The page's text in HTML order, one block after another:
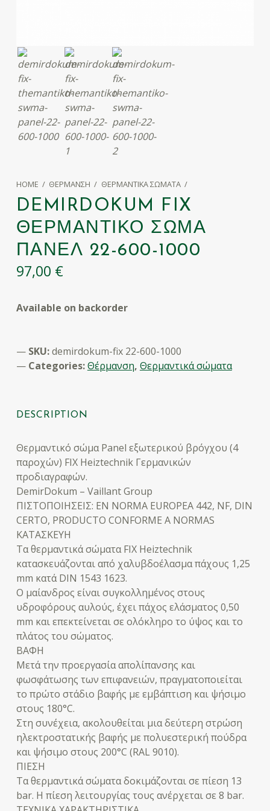
HOME / ΘΈΡΜΑΝΣΗ / ΘΕΡΜΑΝΤΙΚΆ ΣΏΜΑΤΑ /
DEMIRDOKUM FIX
ΘΕΡΜΑΝΤΙΚΌ ΣΏΜΑ
ΠΆΝΕΛ 22-600-1000
97,00 €
Available on backorder
SKU:demirdokum-fix 22-600-1000
Categories:Θέρμανση, Θερμαντικά σώματα
DESCRIPTION
Θερμαντικό σώμα Panel εξωτερικού βρόγχου (4
παροχών) FIX Heiztechnik Γερμανικών
προδιαγραφών.
DemirDokum – Vaillant Group
ΠΙΣΤΟΠΟΙΗΣΕΙΣ: ΕΝ NORMA EUROPEA 442, NF, DIN
CERTO, PRODUCTO CONFORME A NORMAS
ΚΑΤΑΣΚΕΥΗ
Τα θερμαντικά σώματα FIX Heiztechnik
κατασκευάζονται από χαλυβδοέλασμα πάχους 1,25
mm κατά DIN 1543 1623.
Ο μαίανδρος είναι συγκολλημένος στους
υδροφόρους αυλούς, έχει πάχος ελάσματος 0,50
mm και επεκτείνεται σε ολόκληρο το ύψος και το
πλάτος του σώματος.
ΒΑΦΗ
Μετά την προεργασία απολίπανσης και
φωσφάτωσης των επιφανειών, πραγματοποιείται
το πρώτο στάδιο βαφής με εμβάπτιση και ψήσιμο
στους 180°C.
Στη συνέχεια, ακολουθείται μια δεύτερη στρώση
ηλεκτροστατικής βαφής με πολυεστερική πούδρα
και ψήσιμο στους 200°C (RAL 9010).
ΠΙΕΣΗ
Τα θερμαντικά σώματα δοκιμάζονται σε πίεση 13
bar. Η πίεση λειτουργίας τους ανέρχεται σε 8 bar.